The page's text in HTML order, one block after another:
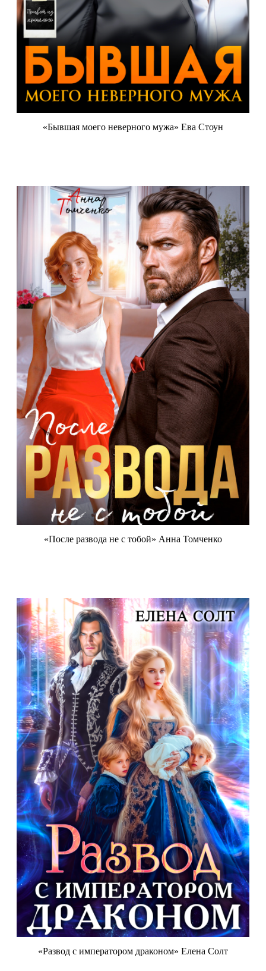
«Бывшая моего неверного мужа» Ева Стоун
«После развода не с тобой» Анна Томченко
«Развод с императором драконом» Елена Солт